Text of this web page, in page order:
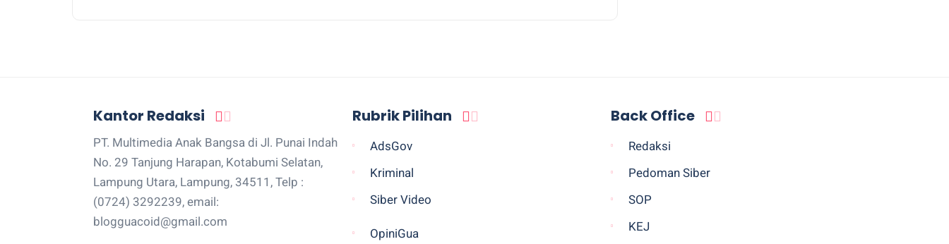
Kantor Redaksi
PT. Multimedia Anak Bangsa di Jl. Punai Indah
No. 29 Tanjung Harapan, Kotabumi Selatan,
Lampung Utara, Lampung, 34511, Telp :
(0724) 3292239, email:
blogguacoid@gmail.com
Rubrik Pilihan
AdsGov
Kriminal
Siber Video
OpiniGua
Back Office
Redaksi
Pedoman Siber
SOP
KEJ